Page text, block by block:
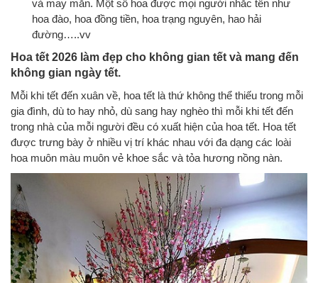
và may mắn. Một số hoa được mọi người nhắc tên như
hoa đào, hoa đồng tiền, hoa trạng nguyên, hao hải
đường…..vv
Hoa tết 2026 làm đẹp cho không gian tết và mang đến
không gian ngày tết.
Mỗi khi tết đến xuân về, hoa tết là thứ không thể thiếu trong mỗi
gia đình, dù to hay nhỏ, dù sang hay nghèo thì mỗi khi tết đến
trong nhà của mỗi người đều có xuất hiện của hoa tết. Hoa tết
được trưng bày ở nhiều vị trí khác nhau với đa dạng các loài
hoa muôn màu muôn vẻ khoe sắc và tỏa hương nồng nàn.